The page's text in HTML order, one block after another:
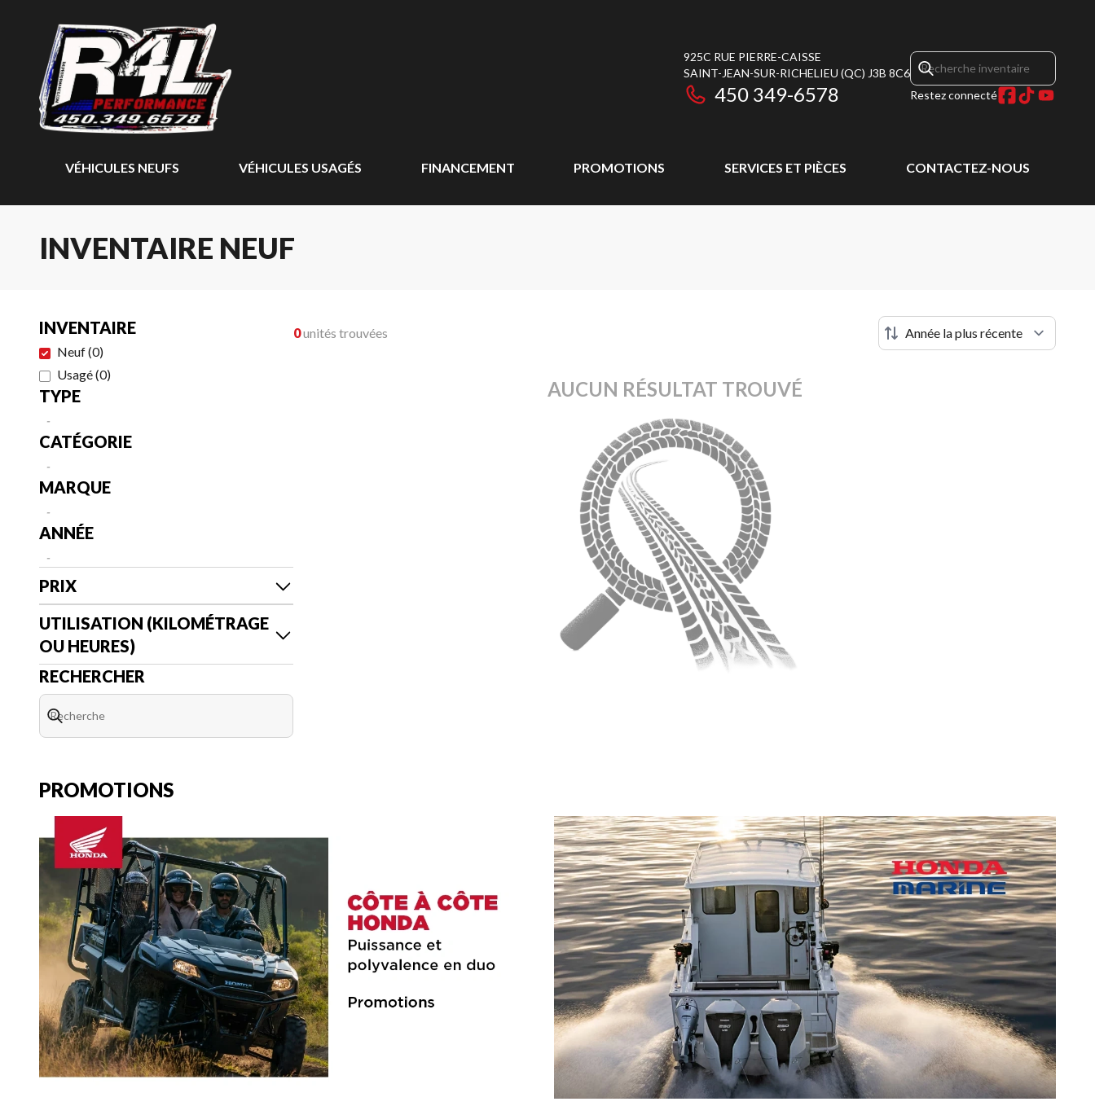
925C RUE PIERRE-CAISSE
SAINT-JEAN-SUR-RICHELIEU (QC) J3B 8C6
450 349-6578 Restez connecté
VÉHICULES NEUFS VÉHICULES USAGÉS FINANCEMENT PROMOTIONS SERVICES ET PIÈCES CONTACTEZ-NOUS
INVENTAIRE NEUF
INVENTAIRE
Neuf(0)
Usagé(0)
TYPE
-
CATÉGORIE
-
MARQUE
-
ANNÉE
-
PRIX
UTILISATION (KILOMÉTRAGE
OU HEURES)
RECHERCHER
0unités trouvées
AUCUN RÉSULTAT TROUVÉ
PROMOTIONS